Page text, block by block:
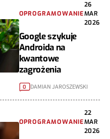
OPROGRAMOWANIE
26
MAR
2026
Google szykuje
Androida na
kwantowe
zagrożenia
0 DAMIAN JAROSZEWSKI
OPROGRAMOWANIE
22
MAR
2026